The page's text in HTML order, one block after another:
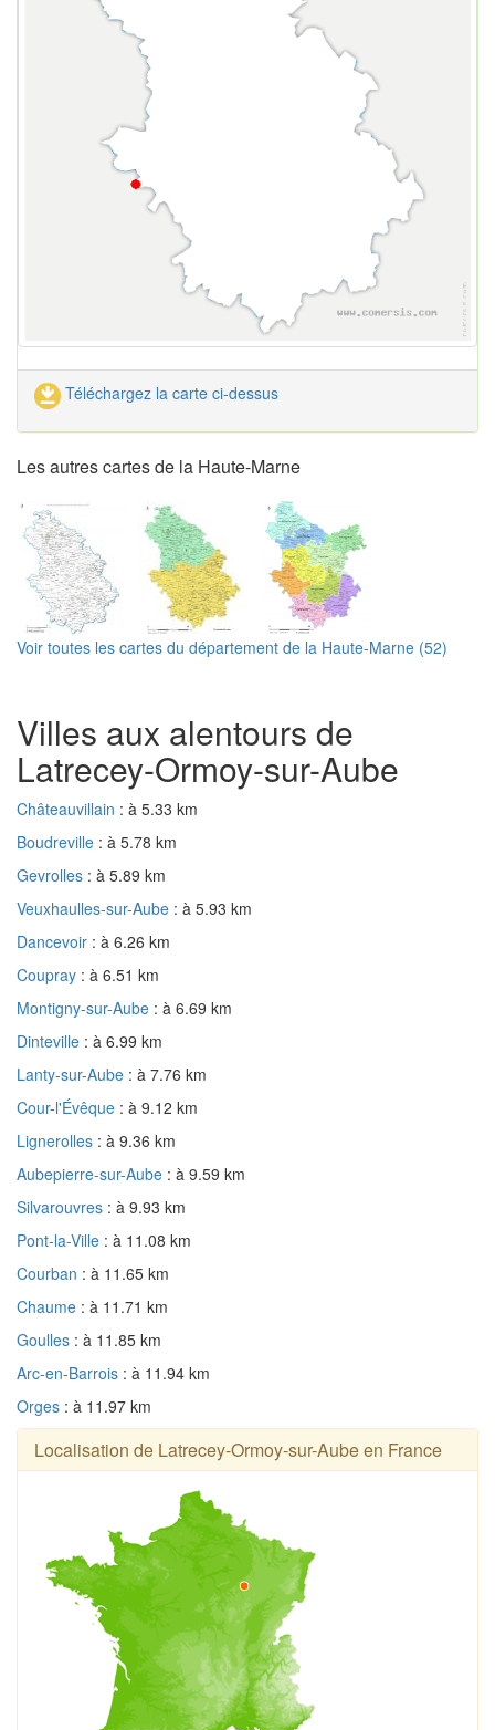
Téléchargez la carte ci-dessus
Les autres cartes de la Haute-Marne
Voir toutes les cartes du département de la Haute-Marne (52)
Villes aux alentours de
Latrecey-Ormoy-sur-Aube
Châteauvillain : à 5.33 km
Boudreville : à 5.78 km
Gevrolles : à 5.89 km
Veuxhaulles-sur-Aube : à 5.93 km
Dancevoir : à 6.26 km
Coupray : à 6.51 km
Montigny-sur-Aube : à 6.69 km
Dinteville : à 6.99 km
Lanty-sur-Aube : à 7.76 km
Cour-l'Évêque : à 9.12 km
Lignerolles : à 9.36 km
Aubepierre-sur-Aube : à 9.59 km
Silvarouvres : à 9.93 km
Pont-la-Ville : à 11.08 km
Courban : à 11.65 km
Chaume : à 11.71 km
Goulles : à 11.85 km
Arc-en-Barrois : à 11.94 km
Orges : à 11.97 km
Localisation de Latrecey-Ormoy-sur-Aube en France